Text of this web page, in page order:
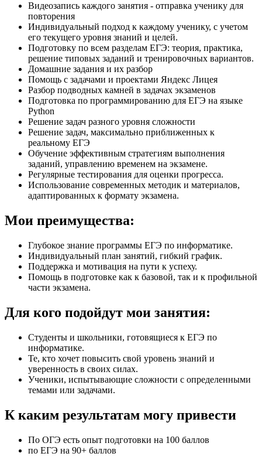
Видеозапись каждого занятия - отправка ученику для
повторения
Индивидуальный подход к каждому ученику, с учетом
его текущего уровня знаний и целей.
Подготовку по всем разделам ЕГЭ: теория, практика,
решение типовых заданий и тренировочных вариантов.
Домашние задания и их разбор
Помощь с задачами и проектами Яндекс Лицея
Разбор подводных камней в задачах экзаменов
Подготовка по программированию для ЕГЭ на языке
Python
Решение задач разного уровня сложности
Решение задач, максимально приближенных к
реальному ЕГЭ
Обучение эффективным стратегиям выполнения
заданий, управлению временем на экзамене.
Регулярные тестирования для оценки прогресса.
Использование современных методик и материалов,
адаптированных к формату экзамена.
Мои преимущества:
Глубокое знание программы ЕГЭ по информатике.
Индивидуальный план занятий, гибкий график.
Поддержка и мотивация на пути к успеху.
Помощь в подготовке как к базовой, так и к профильной
части экзамена.
Для кого подойдут мои занятия:
Студенты и школьники, готовящиеся к ЕГЭ по
информатике.
Те, кто хочет повысить свой уровень знаний и
уверенность в своих силах.
Ученики, испытывающие сложности с определенными
темами или задачами.
К каким результатам могу привести
По ОГЭ есть опыт подготовки на 100 баллов
по ЕГЭ на 90+ баллов